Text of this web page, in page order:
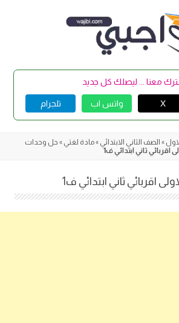
معنا ... ليصلك كل جديد
X واتس اب تلجرام
» الصف الثاني الابتدائي »مادة لغتي » حل وحدات
اقربائي ثاني ابتدائي ف1
اقربائي ثاني ابتدائي ف1